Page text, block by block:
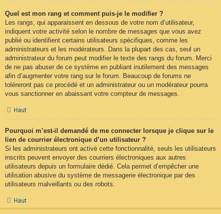
Quel est mon rang et comment puis-je le modifier ?
Les rangs, qui apparaissent en dessous de votre nom d’utilisateur,
indiquent votre activité selon le nombre de messages que vous avez
publié ou identifient certains utilisateurs spécifiques, comme les
administrateurs et les modérateurs. Dans la plupart des cas, seul un
administrateur du forum peut modifier le texte des rangs du forum. Merci
de ne pas abuser de ce système en publiant inutilement des messages
afin d’augmenter votre rang sur le forum. Beaucoup de forums ne
toléreront pas ce procédé et un administrateur ou un modérateur pourra
vous sanctionner en abaissant votre compteur de messages.
Haut
Pourquoi m’est-il demandé de me connecter lorsque je clique sur le
lien de courrier électronique d’un utilisateur ?
Si les administrateurs ont activé cette fonctionnalité, seuls les utilisateurs
inscrits peuvent envoyer des courriers électroniques aux autres
utilisateurs depuis un formulaire dédié. Cela permet d’empêcher une
utilisation abusive du système de messagerie électronique par des
utilisateurs malveillants ou des robots.
Haut